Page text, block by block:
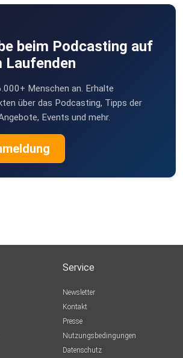
beim Podcasting auf
Laufenden
Menschen an. Erhalte
über das Podcasting, Tipps der
Events und mehr.
Service
Newsletter
Kontakt
Presse
Nutzungsbedingungen
Datenschutz